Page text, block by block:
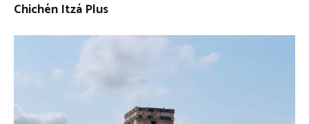
Chichén Itzá Plus